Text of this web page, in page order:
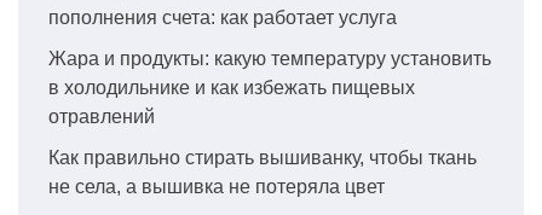
пополнения счета: как работает услуга
Жара и продукты: какую температуру установить
в холодильнике и как избежать пищевых
отравлений
Как правильно стирать вышиванку, чтобы ткань
не села, а вышивка не потеряла цвет